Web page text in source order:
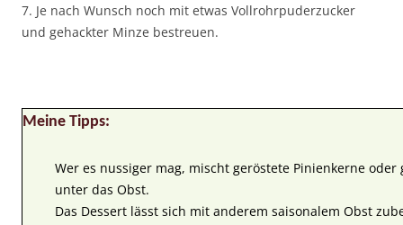
7. Je nach Wunsch noch mit etwas Vollrohrpuderzucker
und gehackter Minze bestreuen.
Meine Tipps:
Wer es nussiger mag, mischt geröstete Pinienkerne oder
unter das Obst.
Das Dessert lässt sich mit anderem saisonalem Obst